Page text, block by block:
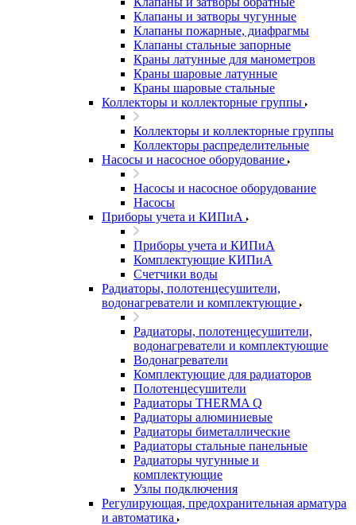
Клапаны и затворы чугунные
Клапаны пожарные, диафрагмы
Клапаны стальные запорные
Краны латунные для манометров
Краны шаровые латунные
Краны шаровые стальные
Коллекторы и коллекторные группы
Коллекторы и коллекторные группы
Коллекторы распределительные
Насосы и насосное оборудование
Насосы и насосное оборудование
Насосы
Приборы учета и КИПиА
Приборы учета и КИПиА
Комплектующие КИПиА
Счетчики воды
Радиаторы, полотенцесушители,
водонагреватели и комплектующие
Радиаторы, полотенцесушители,
водонагреватели и комплектующие
Водонагреватели
Комплектующие для радиаторов
Полотенцесушители
Радиаторы THERMA Q
Радиаторы алюминиевые
Радиаторы биметаллические
Радиаторы стальные панельные
Радиаторы чугунные и
комплектующие
Узлы подключения
Регулирующая, предохранительная арматура
и автоматика